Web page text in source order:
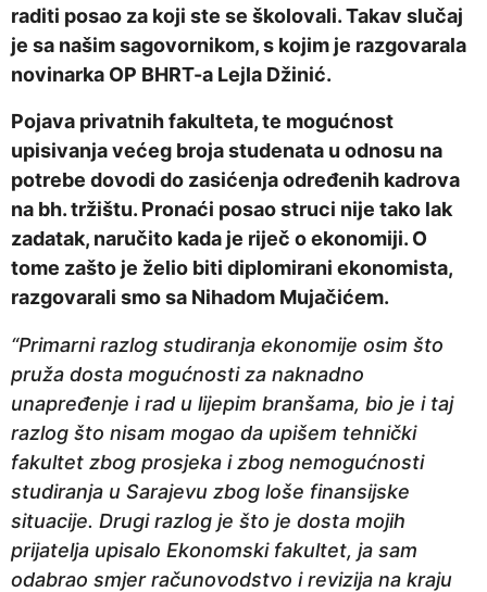
e
6
g
d
i
n
a
p
r
i
j
raditi posao za koji ste se školovali. Takav slučaj
je sa našim sagovornikom, s kojim je razgovarala
novinarka OP BHRT-a Lejla Džinić.
Pojava privatnih fakulteta, te mogućnost
upisivanja većeg broja studenata u odnosu na
potrebe dovodi do zasićenja određenih kadrova
na bh. tržištu. Pronaći posao struci nije tako lak
zadatak, naručito kada je riječ o ekonomiji. O
tome zašto je želio biti diplomirani ekonomista,
razgovarali smo sa Nihadom Mujačićem.
“Primarni razlog studiranja ekonomije osim što
pruža dosta mogućnosti za naknadno
unapređenje i rad u lijepim branšama, bio je i taj
razlog što nisam mogao da upišem tehnički
fakultet zbog prosjeka i zbog nemogućnosti
studiranja u Sarajevu zbog loše finansijske
situacije. Drugi razlog je što je dosta mojih
prijatelja upisalo Ekonomski fakultet, ja sam
odabrao smjer računovodstvo i revizija na kraju